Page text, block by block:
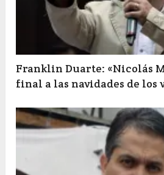
Franklin Duarte: «Nicolás
final a las navidades de los